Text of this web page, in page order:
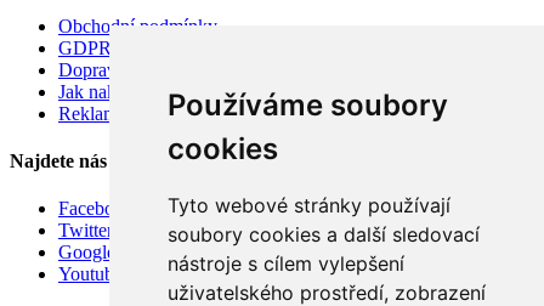
Používáme soubory
cookies
Tyto webové stránky používají
soubory cookies a další sledovací
nástroje s cílem vylepšení
uživatelského prostředí, zobrazení
Obchodní podmínky
GDPR
Doprava
Jak nakupovat
Reklamace
Najdete nás
Facebook
Twitter
Google
Youtube